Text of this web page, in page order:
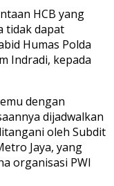
HCB yang
tidak dapat
Humas Polda
Indradi, kepada
dengan
dijadwalkan
oleh Subdit
Jaya, yang
organisasi PWI